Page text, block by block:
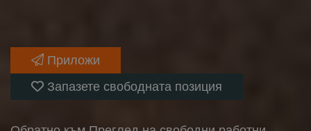
Приложи
Запазете свободната позиция